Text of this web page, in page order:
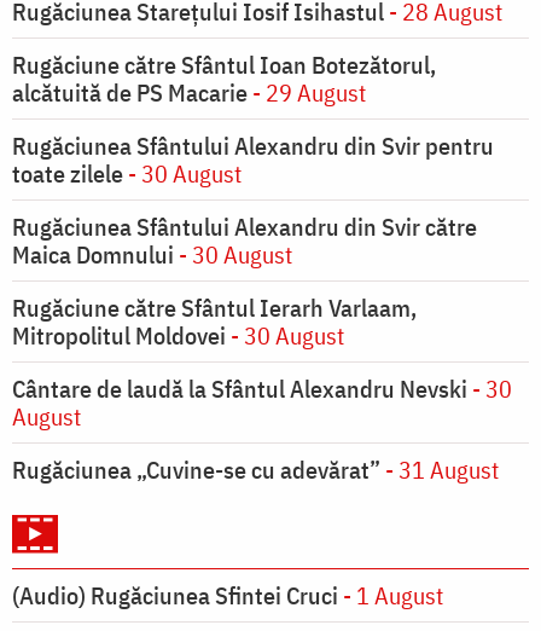
Rugăciunea Starețului Iosif Isihastul- 28 August
Rugăciune către Sfântul Ioan Botezătorul,
alcătuită de PS Macarie- 29 August
Rugăciunea Sfântului Alexandru din Svir pentru
toate zilele- 30 August
Rugăciunea Sfântului Alexandru din Svir către
Maica Domnului - 30 August
Rugăciune către Sfântul Ierarh Varlaam,
Mitropolitul Moldovei - 30 August
Cântare de laudă la Sfântul Alexandru Nevski - 30
August
Rugăciunea „Cuvine-se cu adevărat” - 31 August
(Audio) Rugăciunea Sfintei Cruci - 1 August